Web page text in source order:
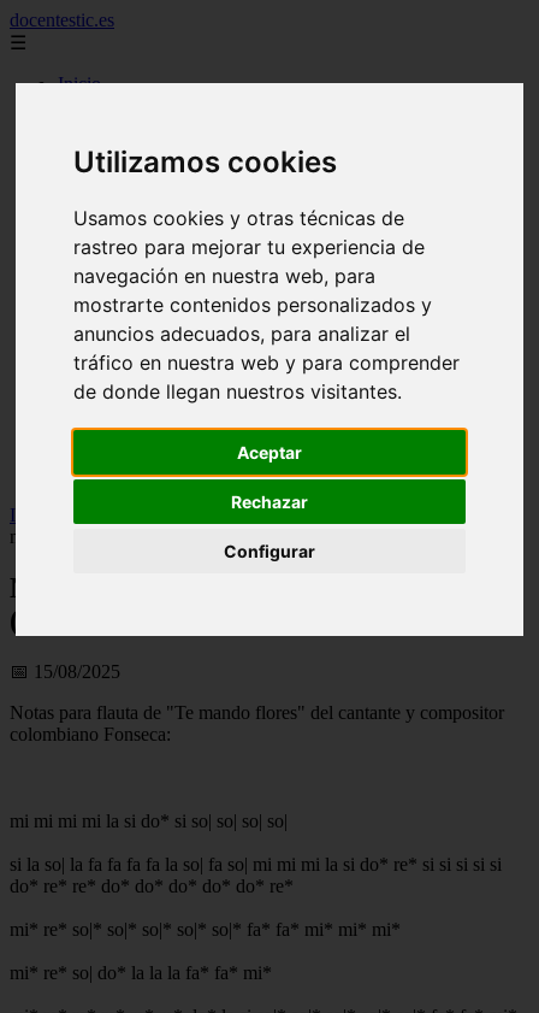
Utilizamos cookies
Usamos cookies y otras técnicas de
rastreo para mejorar tu experiencia de
navegación en nuestra web, para
mostrarte contenidos personalizados y
anuncios adecuados, para analizar el
tráfico en nuestra web y para comprender
de donde llegan nuestros visitantes.
Aceptar
Rechazar
Configurar
docentestic.es
☰
Inicio
2012
2013
2016
2019
cuidado y mantenimiento de la flauta
curiosidades sobre la flauta
eventos y conciertos de flauta
interpretes destacados de flauta
musica para flauta
noticias sobre flauta
partituras para flauta
recursos para aprender a tocar la flauta
tipos de flauta
Inicio
Notas para flauta (ES): Te mando flores (Fonseca),
notas para flauta
Notas para flauta (ES): Te mando flores
(Fonseca), notas para flauta
📅 15/08/2025
Notas para flauta de "Te mando flores" del cantante y compositor
colombiano Fonseca:
mi mi mi mi la si do* si so| so| so| so|
si la so| la fa fa fa fa la so| fa so| mi mi mi la si do* re* si si si si si
do* re* re* do* do* do* do* do* re*
mi* re* so|* so|* so|* so|* so|* fa* fa* mi* mi* mi*
mi* re* so| do* la la la fa* fa* mi*